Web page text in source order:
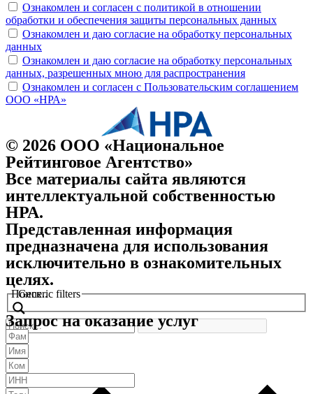
Ознакомлен и согласен с политикой в отношении
обработки и обеспечения защиты персональных данных
Ознакомлен и даю согласие на обработку персональных
данных
Ознакомлен и даю согласие на обработку персональных
данных, разрешенных мною для распространения
Ознакомлен и согласен с Пользовательским соглашением
ООО «НРА»
© 2026 ООО «Национальное
Рейтинговое Агентство»
Все материалы сайта являются
интеллектуальной собственностью
НРА.
Представленная информация
предназначена для использования
исключительно в ознакомительных
целях.
Поиск..
Generic filters
Запрос на оказание услуг